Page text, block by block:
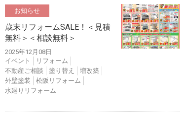
お知らせ
歳末リフォームSALE！＜見積
無料＞＜相談無料＞
2025年12月08日
イベント
リフォーム
不動産ご相談
塗り替え
増改築
外壁塗装
松阪リフォーム
水廻りリフォーム